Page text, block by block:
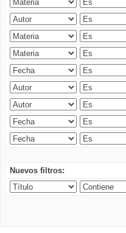
Nuevos filtros: